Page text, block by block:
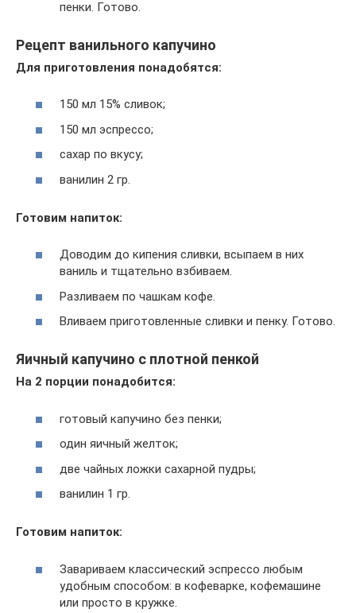
пенки. Готово.
Рецепт ванильного капучино
Для приготовления понадобятся:
150 мл 15% сливок;
150 мл эспрессо;
сахар по вкусу;
ванилин 2 гр.
Готовим напиток:
Доводим до кипения сливки, всыпаем в них
ваниль и тщательно взбиваем.
Разливаем по чашкам кофе.
Вливаем приготовленные сливки и пенку. Готово.
Яичный капучино с плотной пенкой
На 2 порции понадобится:
готовый капучино без пенки;
один яичный желток;
две чайных ложки сахарной пудры;
ванилин 1 гр.
Готовим напиток:
Завариваем классический эспрессо любым
удобным способом: в кофеварке, кофемашине
или просто в кружке.